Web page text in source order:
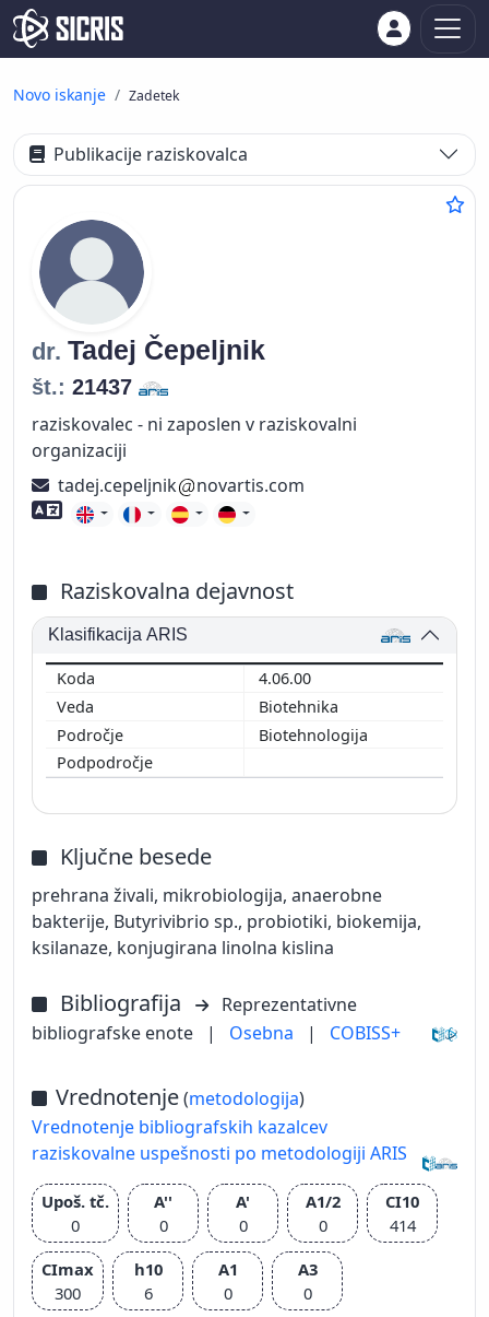
Novo iskanje Zadetek
Publikacije raziskovalca
dr. Tadej Čepeljnik
št.: 21437
raziskovalec - ni zaposlen v raziskovalni
organizaciji
tadej.cepeljnik
novartis.com
Znanje tujih jezikov
Raziskovalna dejavnost
Klasifikacija ARIS
4.06.00
Biotehnika
Biotehnologija
Ključne besede
prehrana živali, mikrobiologija, anaerobne
bakterije, Butyrivibrio sp., probiotiki, biokemija,
ksilanaze, konjugirana linolna kislina
Bibliografija
Reprezentativne
bibliografske enote
| Osebna | COBISS+
Vrednotenje(metodologija)
Vrednotenje bibliografskih kazalcev
raziskovalne uspešnosti po metodologiji ARIS
Upoš. tč.
0
A''
0
A'
0
A1/2
0
CI10
414
CImax
300
h10
6
A1
0
A3
0